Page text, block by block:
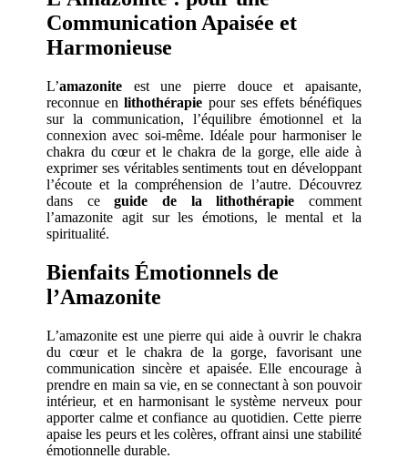
Communication Apaisée et
Harmonieuse
L’amazonite est une pierre douce et apaisante,
reconnue enlithothérapie pour ses effets bénéfiques
sur la communication, l’équilibre émotionnel et la
connexion avec soi-même. Idéale pour harmoniser le
chakra du cœur et le chakra de la gorge, elle aide à
exprimer ses véritables sentiments tout en développant
l’écoute et la compréhension de l’autre. Découvrez
dans ceguide de la lithothérapie comment
l’amazonite agit sur les émotions, le mental et la
spiritualité.
Bienfaits Émotionnels de
l’Amazonite
L’amazonite est une pierre qui aide à ouvrir le chakra
du cœur et le chakra de la gorge, favorisant une
communication sincère et apaisée. Elle encourage à
prendre en main sa vie, en se connectant à son pouvoir
intérieur, et en harmonisant le système nerveux pour
apporter calme et confiance au quotidien. Cette pierre
apaise les peurs et les colères, offrant ainsi une stabilité
émotionnelle durable.